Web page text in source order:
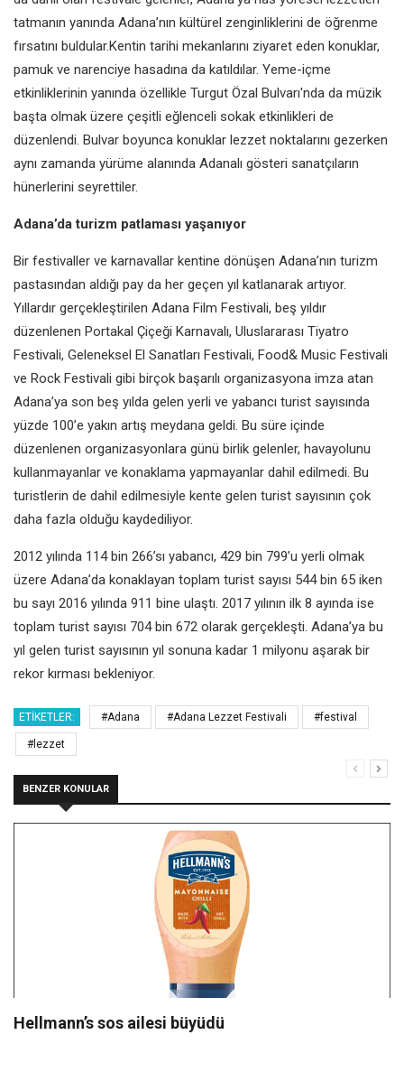
tatmanın yanında Adana’nın kültürel zenginliklerini de öğrenme
fırsatını buldular.Kentin tarihi mekanlarını ziyaret eden konuklar,
pamuk ve narenciye hasadına da katıldılar. Yeme-içme
etkinliklerinin yanında özellikle Turgut Özal Bulvarı'nda da müzik
başta olmak üzere çeşitli eğlenceli sokak etkinlikleri de
düzenlendi. Bulvar boyunca konuklar lezzet noktalarını gezerken
aynı zamanda yürüme alanında Adanalı gösteri sanatçıların
hünerlerini seyrettiler.
Adana’da turizm patlaması yaşanıyor
Bir festivaller ve karnavallar kentine dönüşen Adana’nın turizm
pastasından aldığı pay da her geçen yıl katlanarak artıyor.
Yıllardır gerçekleştirilen Adana Film Festivali, beş yıldır
düzenlenen Portakal Çiçeği Karnavalı, Uluslararası Tiyatro
Festivali, Geleneksel El Sanatları Festivali, Food& Music Festivali
ve Rock Festivali gibi birçok başarılı organizasyona imza atan
Adana’ya son beş yılda gelen yerli ve yabancı turist sayısında
yüzde 100’e yakın artış meydana geldi. Bu süre içinde
düzenlenen organizasyonlara günü birlik gelenler, havayolunu
kullanmayanlar ve konaklama yapmayanlar dahil edilmedi. Bu
turistlerin de dahil edilmesiyle kente gelen turist sayısının çok
daha fazla olduğu kaydediliyor.
2012 yılında 114 bin 266’sı yabancı, 429 bin 799’u yerli olmak
üzere Adana’da konaklayan toplam turist sayısı 544 bin 65 iken
bu sayı 2016 yılında 911 bine ulaştı. 2017 yılının ilk 8 ayında ise
toplam turist sayısı 704 bin 672 olarak gerçekleşti. Adana’ya bu
yıl gelen turist sayısının yıl sonuna kadar 1 milyonu aşarak bir
rekor kırması bekleniyor.
ETIKETLER: #Adana #Adana Lezzet Festivali #festival
#lezzet
BENZER KONULAR
Hellmann’s sos ailesi büyüdü